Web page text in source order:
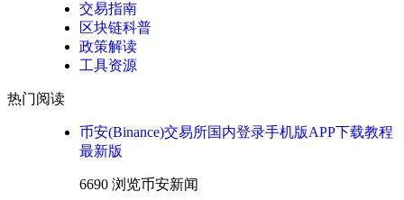
交易指南
区块链科普
政策解读
工具资源
热门阅读
币安(Binance)交易所国内登录手机版APP下载教程
最新版
6690 浏览币安新闻